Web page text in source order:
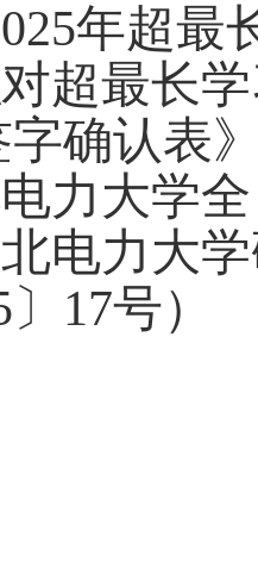
年超最
对超最长
确认表
力大学
北电力大
〕 17号）